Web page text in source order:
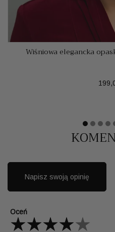
Wiśniowa elegancka
Cena
Napisz swoją opinię
Oceń